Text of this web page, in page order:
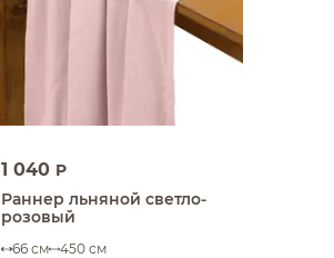
1 040 P
Раннер льняной светло-
розовый
66 см
450 см